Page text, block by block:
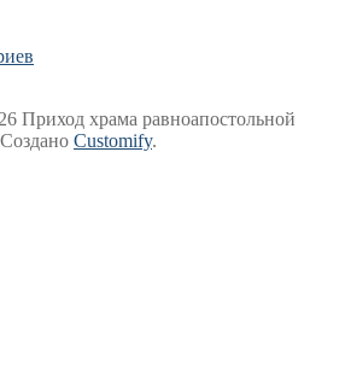
Приход храма равноапостольной
Customify.